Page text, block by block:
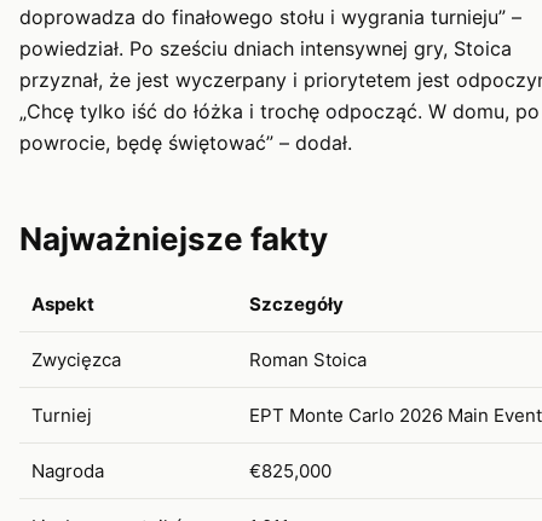
doprowadza do finałowego stołu i wygrania turnieju” –
powiedział. Po sześciu dniach intensywnej gry, Stoica
przyznał, że jest wyczerpany i priorytetem jest
„Chcę tylko iść do łóżka i trochę odpocząć. W domu, po
powrocie, będę świętować” – dodał.
Najważniejsze fakty
Aspekt Szczegóły
Zwycięzca Roman Stoica
Turniej EPT Monte Carlo 2026 Main Event
Nagroda €825,000